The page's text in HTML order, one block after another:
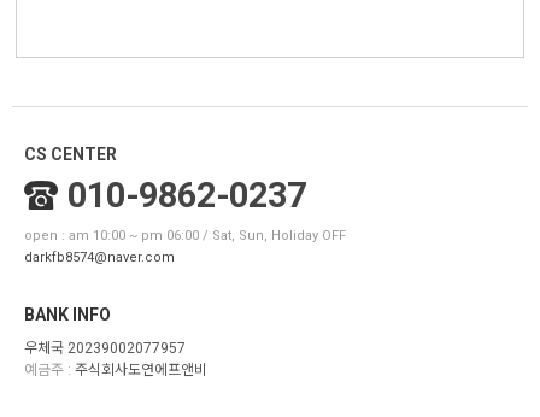
CS CENTER
010-9862-0237
open : am 10:00 ~ pm 06:00 / Sat, Sun, Holiday OFF
darkfb8574@naver.com
BANK INFO
우체국 20239002077957
예금주 : 주식회사도연에프앤비